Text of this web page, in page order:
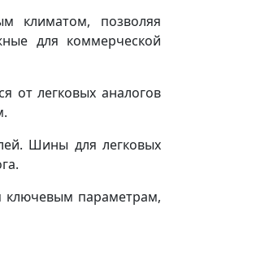
климатом, позволяя
для коммерческой
от легковых аналогов
Шины для легковых
ключевым параметрам,